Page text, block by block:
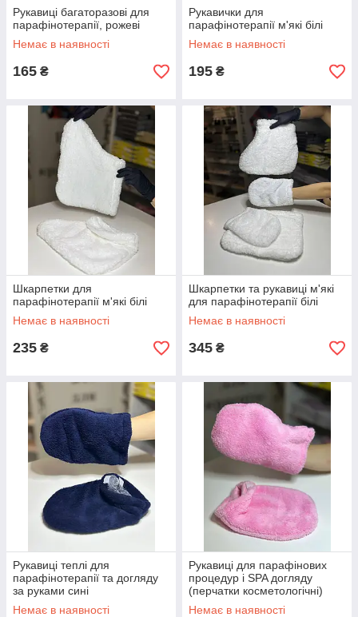
Рукавиці багаторазові для
парафінотерапії, рожеві
Немає в наявності
165 ₴
Рукавички для
парафінотерапії м'які білі
Немає в наявності
195 ₴
Шкарпетки для
парафінотерапії м'які білі
Немає в наявності
235 ₴
Шкарпетки та рукавиці м'які
для парафінотерапії білі
Немає в наявності
345 ₴
Рукавиці теплі для
парафінотерапії та догляду
за руками сині
Немає в наявності
Рукавиці для парафінових
процедур і SPA догляду
(перчатки косметологічні)
рожеві
Немає в наявності